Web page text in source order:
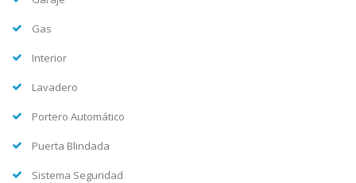
Gas
Interior
Lavadero
Portero Automático
Puerta Blindada
Sistema Seguridad